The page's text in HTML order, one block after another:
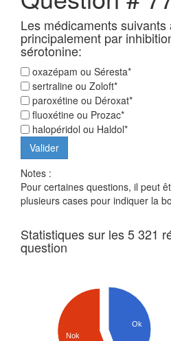
Les médicaments suivants
principalement par
sérotonine:
oxazépam ou Séresta*
sertraline ou Zoloft*
paroxétine ou Déroxat*
fluoxétine ou Prozac*
halopéridol ou Haldol*
Notes :
Pour certaines questions, il peut
plusieurs cases pour indiquer la
Statistiques sur les 5 321
question
Ok
Nok